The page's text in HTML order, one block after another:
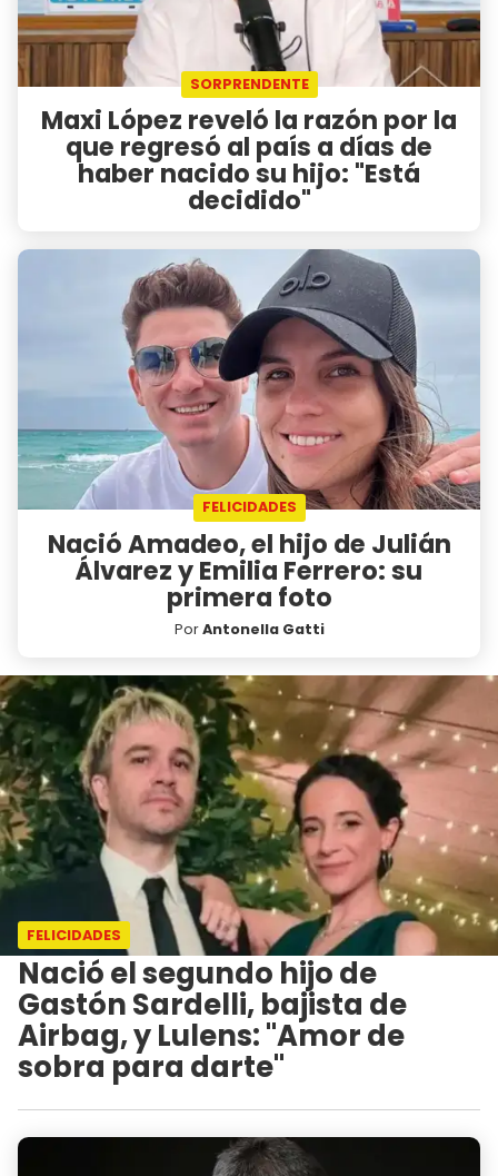
SORPRENDENTE
Maxi López reveló la razón por la
que regresó al país a días de
haber nacido su hijo: "Está
decidido"
FELICIDADES
Nació Amadeo, el hijo de Julián
Álvarez y Emilia Ferrero: su
primera foto
PorAntonella Gatti
FELICIDADES
Nació el segundo hijo de
Gastón Sardelli, bajista de
Airbag, y Lulens: "Amor de
sobra para darte"